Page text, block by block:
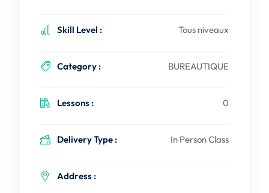
Skill Level : Tous niveaux
Category : BUREAUTIQUE
Lessons : 0
Delivery Type : In Person Class
Address :